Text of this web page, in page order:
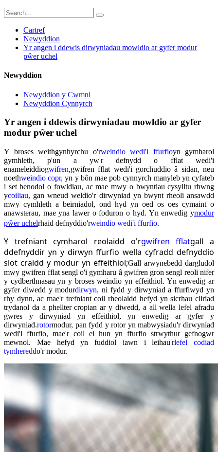
Cartref
Newyddion
Yr angen i ddewis dirwyniadau mowldio ar gyfer modur
pŵer uchel
Newyddion
Newyddion y Cwmni
Newyddion Cynnyrch
Yr angen i ddewis dirwyniadau mowldio ar gyfer
modur pŵer uchel
Y broses weithgynhyrchu o'rweindio wedi'i ffurfioyn gymharol
gymhleth, p'un a yw'r defnydd o fflat wedi'i
enameleiddiogwifren,gwifren fflat wedi'i gorchuddio â sidan, neu
noethweindio copr, yn y bôn mae pob cynnyrch manyleb yn cyfateb
i set benodol o fowldiau, ac mae mwy o bwyntiau cysylltu rhwng
ycoiliau, gan wneud weldio'r dirwyniad yn bwynt rheoli ansawdd
mwy cymhleth a beirniadol, ond hyd yn oed os oes cymaint o
anawsterau, mae yna lawer o foduron o hyd. Yn enwedig ymodur
pŵer uchelrhaid defnyddio'rweindio wedi'i ffurfio.
Y trefniant cymharol reolaidd o'rgwifren fflatgall a
ddefnyddir yn y dirwyn ffurfio wella cyfradd defnyddio
slot craidd y modur yn effeithiol;Gall arwynebedd dargludol
mwy gwifren fflat sengl o'i gymharu â gwifren gron sengl reoli nifer
y cydberthnasau yn y broses weindio yn effeithiol. Yn enwedig ar
gyfer diwedd y modurdirwyn, ni fydd y dirwyniad a ffurfiwyd yn
rhy dynn, ac mae'r trefniant coil rheolaidd hefyd yn sicrhau cliriad
trydanol da a phellter cropian ar y diwedd, a all wella lefel afradu
gwres y dirwyniad yn effeithiol, yn enwedig ar gyfer y
dirwyniad.rotormodur, pan fydd y rotor yn mabwysiadu'r dirwyniad
wedi'i ffurfio, mae'r coil ei hun yn ffurfio strwythur gefnogwr
mewnol. Mae hefyd yn fuddiol iawn i leihau'rlefel codiad
tymhereddo'r modur.